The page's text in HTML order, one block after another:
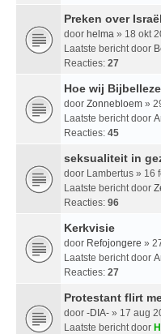
Preken over Israël
door helma » 18 okt
Laatste bericht door
Reacties: 27
Hoe wij
door Zonnebloem »
Laatste bericht door
Reacties: 45
seksualiteit in
door Lambertus » 16
Laatste bericht door
Reacties: 96
Kerkvisie
door Refojongere »
Laatste bericht door
Reacties: 27
Protestant flirt
door -DIA- » 17 aug
Laatste bericht door